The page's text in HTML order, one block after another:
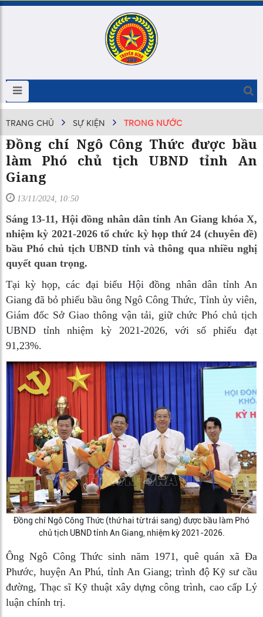
TRANG CHỦ SỰ KIỆN TRONG NƯỚC
Đồng chí Ngô Công Thức được bầu
làm Phó chủ tịch UBND tỉnh An
Giang
13/11/2024, 10:50
Sáng 13-11, Hội đồng nhân dân tỉnh An Giang khóa X,
nhiệm kỳ 2021-2026 tổ chức kỳ họp thứ 24 (chuyên đề)
bầu Phó chủ tịch UBND tỉnh và thông qua nhiều nghị
quyết quan trọng.
Tại kỳ họp, các đại biểu Hội đồng nhân dân tỉnh An
Giang đã bỏ phiếu bầu ông Ngô Công Thức, Tỉnh ủy viên,
Giám đốc Sở Giao thông vận tải, giữ chức Phó chủ tịch
UBND tỉnh nhiệm kỳ 2021-2026, với số phiếu đạt
91,23%.
Đồng chí Ngô Công Thức (thứ hai từ trái sang) được bầu làm Phó
chủ tịch UBND tỉnh An Giang, nhiệm kỳ 2021-2026.
Ông Ngô Công Thức sinh năm 1971, quê quán xã Đa
Phước, huyện An Phú, tỉnh An Giang; trình độ Kỹ sư cầu
đường, Thạc sĩ Kỹ thuật xây dựng công trình, cao cấp Lý
luận chính trị.